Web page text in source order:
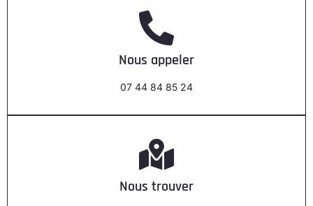
Nous appeler
07 44 84 85 24
Nous trouver